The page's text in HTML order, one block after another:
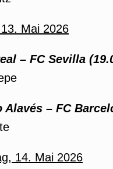
Mai 2026
– FC Sevilla
Alavés – FC
14. Mai 2026